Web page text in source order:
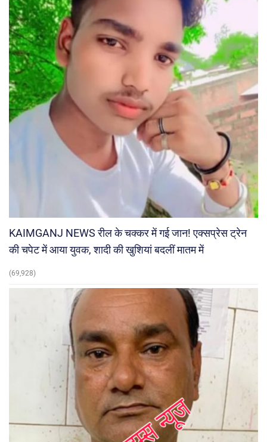
KAIMGANJ NEWS रील के चक्कर में गई जान! एक्सप्रेस ट्रेन
की चपेट में आया युवक, शादी की खुशियां बदलीं मातम में
(69,928)